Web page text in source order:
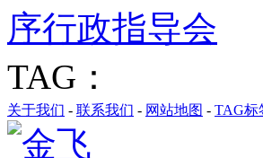
序行政指导会
TAG：
关于我们 - 联系我们 - 网站地图 - TAG标